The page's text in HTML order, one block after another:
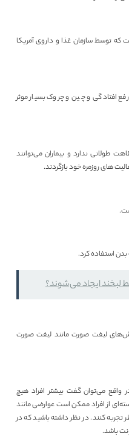
توسط سازمان غذا و داروی آمریکا
افتادگی و چین و چروک بسیار موثر
طولانی ندارد و بیماران می‌توانند
های روزمره خود بازگردند.
استفاده کرد.
لبخند ایجاد می‌شوند؟
لیفت صورت مانند لیفت صورت
واقع می‌توان گفت بیشتر افراد هیچ
از افراد ممکن است عوارضی مانند
تجربه کنند. در نظر داشته باشید که در
باشد.